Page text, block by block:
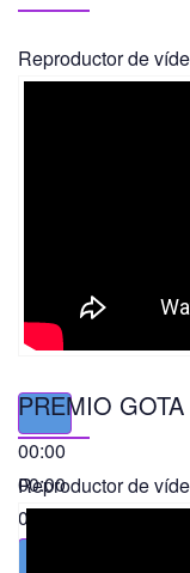
Reproductor de
00:00
00:00
01:49
PREMIO
Reproductor de